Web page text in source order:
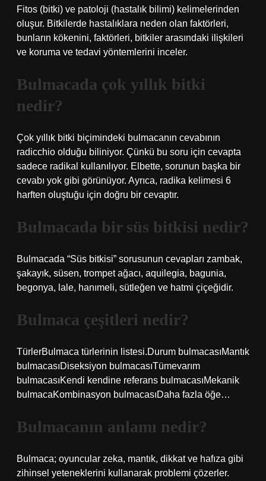
Fitos (bitki) ve patoloji (hastalık bilimi) kelimelerinden
oluşur. Bitkilerde hastalıklara neden olan faktörleri,
bunların kökenini, faktörleri, bitkiler arasındaki ilişkileri
ve koruma ve tedavi yöntemlerini inceler.
Bulmacada çok yıllık bitki
nedir?
Çok yıllık bitki biçimindeki bulmacanın cevabının
radicchio olduğu biliniyor. Çünkü bu soru için cevapta
sadece radikal kullanılıyor. Elbette, sorunun başka bir
cevabı yok gibi görünüyor. Ayrıca, radika kelimesi 6
harften oluştuğu için doğru bir cevaptır.
Bulmacada bir süs bitkisi nedir?
Bulmacada “Süs bitkisi” sorusunun cevapları zambak,
şakayık, süsen, trompet ağacı, aquilegia, bagunia,
begonya, lale, hanımeli, sütleğen ve hatmi çiçeğidir.
Bulmaca çeşitleri nedir?
TürlerBulmaca türlerinin listesi.Durum bulmacasıMantık
bulmacasıDiseksiyon bulmacasıTümevarım
bulmacasıKendi kendine referans bulmacasıMekanik
bulmacaKombinasyon bulmacasıDaha fazla öğe…
Bulmacanın anlamı nedir?
Bulmaca; oyuncular zeka, mantık, dikkat ve hafıza gibi
zihinsel yeteneklerini kullanarak problemi çözerler.